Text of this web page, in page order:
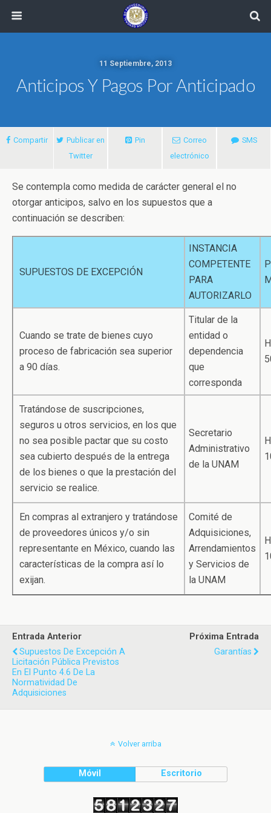
11 Septiembre, 2013
Anticipos Y Pagos Por Anticipado
Compartir
Publicar en
Twitter
Pin
Correo
electrónico
SMS
Se contempla como medida de carácter general el no
otorgar anticipos, salvo en los supuestos que a
continuación se describen:
SUPUESTOS DE EXCEPCIÓN
INSTANCIA
COMPETENTE
PARA
AUTORIZARLO
Cuando se trate de bienes cuyo
proceso de fabricación sea superior
a 90 días.
Titular de la
entidad o
dependencia
que
corresponda
Tratándose de suscripciones,
seguros u otros servicios, en los que
no sea posible pactar que su costo
sea cubierto después de la entrega
de los bienes o que la prestación del
servicio se realice.
Secretario
Administrativo
de la UNAM
En compras al extranjero y tratándose
de proveedores únicos y/o sin
representante en México, cuando las
características de la compra así lo
exijan.
Comité de
Adquisiciones,
Arrendamientos
y Servicios de
la UNAM
Entrada Anterior
Supuestos De Excepción A
Licitación Pública Previstos
En El Punto 4.6 De La
Normatividad De
Adquisiciones
Próxima Entrada
Garantías
Volver arriba
Móvil Escritorio